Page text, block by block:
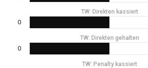
TW: Direkten kassiert
0
TW: Direkten gehalten
0
TW: Penalty kassiert